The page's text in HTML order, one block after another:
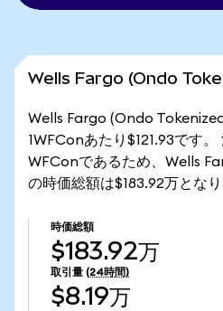
Wells Fargo (Ondo
Wells Fargo (Ondo
1WFConあたり$121.93です。
WFConであるため、Wells
の時価総額は$183.92万となり
時価総額
$183.92万
取引量 (24時間)
$8.19万